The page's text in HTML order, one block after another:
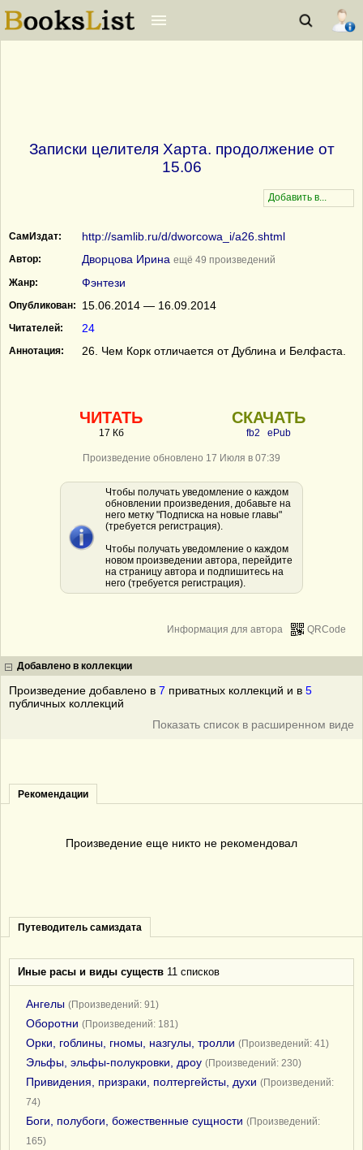
Записки целителя Харта. продолжение от
15.06
СамИздат: http://samlib.ru/d/dworcowa_i/a26.shtml
Автор: Дворцова Ирина ещё 49 произведений
Жанр:
Фэнтези
Опубликован: 15.06.2014 — 16.09.2014
Читателей: 24
Аннотация: 26. Чем Корк отличается от Дублина и Белфаста.
ЧИТАТЬ
17 Кб
СКАЧАТЬ
fb2 ePub
Произведение обновлено 17 Июля в 07:39
Чтобы получать уведомление о каждом
обновлении произведения, добавьте на
него метку "Подписка на новые главы"
(требуется регистрация).
Чтобы получать уведомление о каждом
новом произведении автора, перейдите
на страницу автора и подпишитесь на
него (требуется регистрация).
QRCode
Информация для автора
Добавлено в коллекции
Произведение добавлено в 7 приватных коллекций и в 5
публичных коллекций
Показать список в расширенном виде
Рекомендации
Произведение еще никто не рекомендовал
Путеводитель самиздата
Иные расы и виды существ 11 списков
Ангелы (Произведений: 91)
Оборотни (Произведений: 181)
Орки, гоблины, гномы, назгулы, тролли (Произведений: 41)
Эльфы, эльфы-полукровки, дроу (Произведений: 230)
Привидения, призраки, полтергейсты, духи (Произведений:
74)
Боги, полубоги, божественные сущности (Произведений:
165)